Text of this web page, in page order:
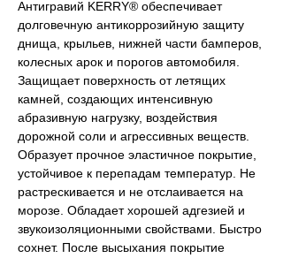
Антигравий KERRY® обеспечивает
долговечную антикоррозийную защиту
днища, крыльев, нижней части бамперов,
колесных арок и порогов автомобиля.
Защищает поверхность от летящих
камней, создающих интенсивную
абразивную нагрузку, воздействия
дорожной соли и агрессивных веществ.
Образует прочное эластичное покрытие,
устойчивое к перепадам температур. Не
растрескивается и не отслаивается на
морозе. Обладает хорошей адгезией и
звукоизоляционными свойствами. Быстро
сохнет. После высыхания покрытие